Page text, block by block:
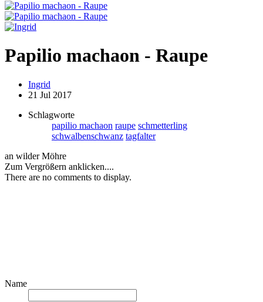
Papilio machaon - Raupe
Ingrid
21 Jul 2017
Schlagworte
papilio machaon raupe schmetterling
schwalbenschwanz tagfalter
an wilder Möhre
Zum Vergrößern anklicken....
There are no comments to display.
Name